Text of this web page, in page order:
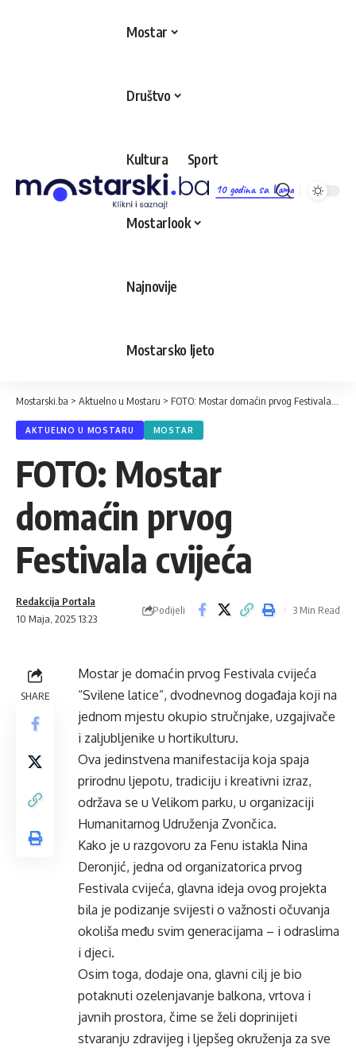
10 godina sa Vama
Mostar
Društvo
Kultura Sport
Mostarlook
Najnovije
Mostarsko ljeto
Mostarski.ba > Aktuelno u Mostaru > FOTO: Mostar domaćin prvog Festivala cvijeća
AKTUELNO U MOSTARU MOSTAR
FOTO: Mostar
domaćin prvog
Festivala cvijeća
10 Maja, 2025 13:23
Redakcija Portala
Podijeli 3 Min Read
SHARE
Mostar je domaćin prvog Festivala cvijeća
“Svilene latice”, dvodnevnog događaja koji na
jednom mjestu okupio stručnjake, uzgajivače
i zaljubljenike u hortikulturu.
Ova jedinstvena manifestacija koja spaja
prirodnu ljepotu, tradiciju i kreativni izraz,
održava se u Velikom parku, u organizaciji
Humanitarnog Udruženja Zvončica.
Kako je u razgovoru za Fenu istakla Nina
Deronjić, jedna od organizatorica prvog
Festivala cvijeća, glavna ideja ovog projekta
bila je podizanje svijesti o važnosti očuvanja
okoliša među svim generacijama – i odraslima
i djeci.
Osim toga, dodaje ona, glavni cilj je bio
potaknuti ozelenjavanje balkona, vrtova i
javnih prostora, čime se želi doprinijeti
stvaranju zdravijeg i ljepšeg okruženja za sve